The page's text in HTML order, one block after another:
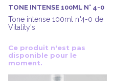
TONE INTENSE 100ML N° 4-0
Tone intense 100ml n°4-0 de
Vitality's
Ce produit n'est pas
disponible pour le
moment.